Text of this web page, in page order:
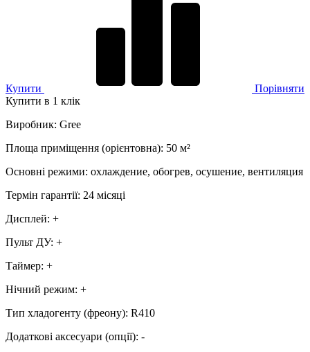
Купити
Порівняти
Купити в 1 клік
Виробник: Gree
Площа приміщення (орієнтовна): 50 м²
Основні режими: охлаждение, обогрев, осушение, вентиляция
Термін гарантії: 24 місяці
Дисплей: +
Пульт ДУ: +
Таймер: +
Нічний режим: +
Тип хладогенту (фреону): R410
Додаткові аксесуари (опції): -